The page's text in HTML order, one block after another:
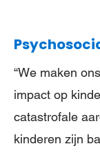
“We maken
impact op
catastrofale
kinderen zijn